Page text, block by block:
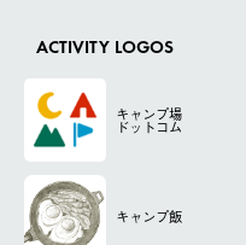
ACTIVITY LOGOS
キャンプ場
ドットコム
キャンプ飯